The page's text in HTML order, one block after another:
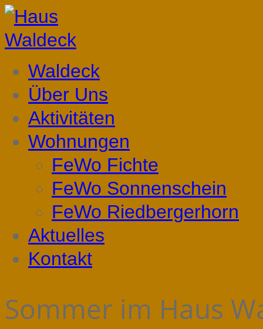
Waldeck
Über Uns
Aktivitäten
Wohnungen
FeWo Fichte
FeWo Sonnenschein
FeWo Riedbergerhorn
Aktuelles
Kontakt
Sommer im Haus